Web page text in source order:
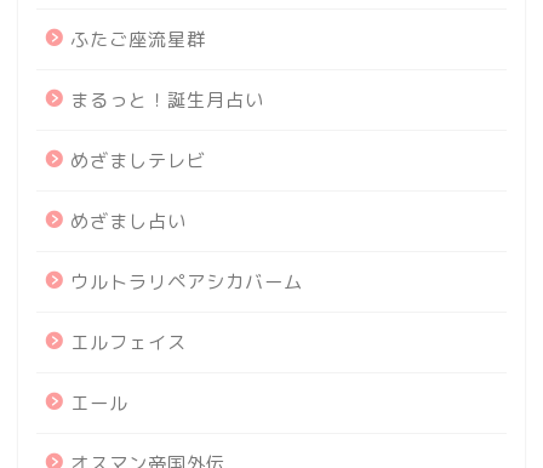
ふたご座流星群
まるっと！誕生月占い
めざましテレビ
めざまし占い
ウルトラリペアシカバーム
エルフェイス
エール